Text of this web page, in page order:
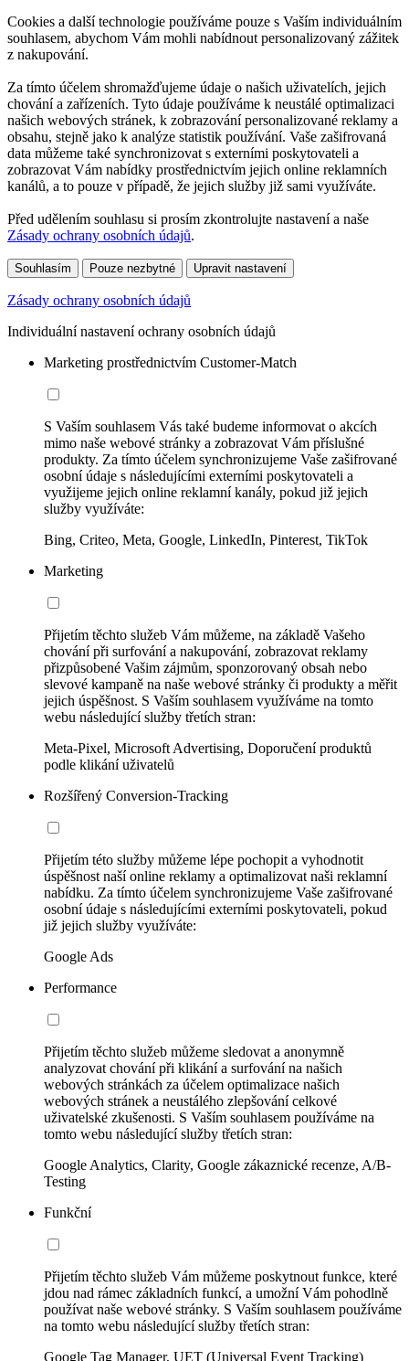
Cookies a další technologie používáme pouze s Vaším individuálním
souhlasem, abychom Vám mohli nabídnout personalizovaný zážitek
z nakupování.
Za tímto účelem shromažďujeme údaje o našich uživatelích, jejich
chování a zařízeních. Tyto údaje používáme k neustálé optimalizaci
našich webových stránek, k zobrazování personalizované reklamy a
obsahu, stejně jako k analýze statistik používání. Vaše zašifrovaná
data můžeme také synchronizovat s externími poskytovateli a
zobrazovat Vám nabídky prostřednictvím jejich online reklamních
kanálů, a to pouze v případě, že jejich služby již sami využíváte.
Před udělením souhlasu si prosím zkontrolujte nastavení a naše
Zásady ochrany osobních údajů.
Souhlasím Pouze nezbytné Upravit nastavení
Zásady ochrany osobních údajů
Individuální nastavení ochrany osobních údajů
Marketing prostřednictvím Customer-Match
S Vaším souhlasem Vás také budeme informovat o akcích
mimo naše webové stránky a zobrazovat Vám příslušné
produkty. Za tímto účelem synchronizujeme Vaše zašifrované
osobní údaje s následujícími externími poskytovateli a
využijeme jejich online reklamní kanály, pokud již jejich
služby využíváte:
Bing, Criteo, Meta, Google, LinkedIn, Pinterest, TikTok
Marketing
Přijetím těchto služeb Vám můžeme, na základě Vašeho
chování při surfování a nakupování, zobrazovat reklamy
přizpůsobené Vašim zájmům, sponzorovaný obsah nebo
slevové kampaně na naše webové stránky či produkty a měřit
jejich úspěšnost. S Vaším souhlasem využíváme na tomto
webu následující služby třetích stran:
Meta-Pixel, Microsoft Advertising, Doporučení produktů
podle klikání uživatelů
Rozšířený Conversion-Tracking
Přijetím této služby můžeme lépe pochopit a vyhodnotit
úspěšnost naší online reklamy a optimalizovat naši reklamní
nabídku. Za tímto účelem synchronizujeme Vaše zašifrované
osobní údaje s následujícími externími poskytovateli, pokud
již jejich služby využíváte:
Google Ads
Performance
Přijetím těchto služeb můžeme sledovat a anonymně
analyzovat chování při klikání a surfování na našich
webových stránkách za účelem optimalizace našich
webových stránek a neustálého zlepšování celkové
uživatelské zkušenosti. S Vaším souhlasem používáme na
tomto webu následující služby třetích stran:
Google Analytics, Clarity, Google zákaznické recenze, A/B-
Testing
Funkční
Přijetím těchto služeb Vám můžeme poskytnout funkce, které
jdou nad rámec základních funkcí, a umožní Vám pohodlně
používat naše webové stránky. S Vaším souhlasem používáme
na tomto webu následující služby třetích stran:
Google Tag Manager, UET (Universal Event Tracking)